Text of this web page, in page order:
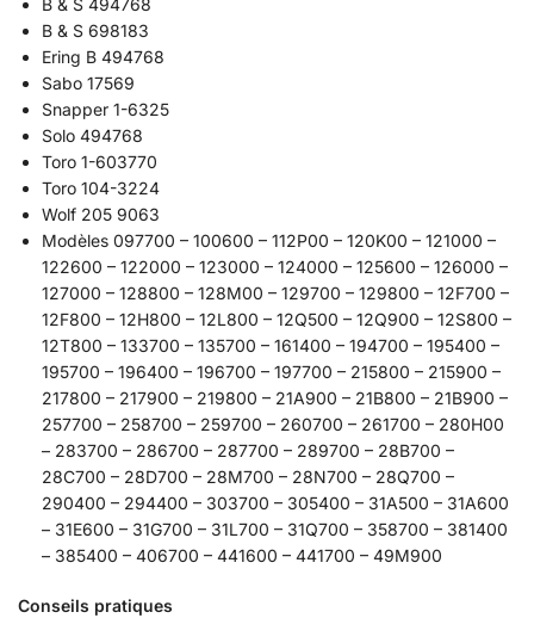
B & S 698183
Ering B 494768
Sabo 17569
Snapper 1-6325
Solo 494768
Toro 1-603770
Toro 104-3224
Wolf 205 9063
Modèles 097700 – 100600 – 112P00 – 120K00 – 121000 –
122600 – 122000 – 123000 – 124000 – 125600 – 126000 –
127000 – 128800 – 128M00 – 129700 – 129800 – 12F700 –
12F800 – 12H800 – 12L800 – 12Q500 – 12Q900 – 12S800 –
12T800 – 133700 – 135700 – 161400 – 194700 – 195400 –
195700 – 196400 – 196700 – 197700 – 215800 – 215900 –
217800 – 217900 – 219800 – 21A900 – 21B800 – 21B900 –
257700 – 258700 – 259700 – 260700 – 261700 – 280H00
– 283700 – 286700 – 287700 – 289700 – 28B700 –
28C700 – 28D700 – 28M700 – 28N700 – 28Q700 –
290400 – 294400 – 303700 – 305400 – 31A500 – 31A600
– 31E600 – 31G700 – 31L700 – 31Q700 – 358700 – 381400
– 385400 – 406700 – 441600 – 441700 – 49M900
Conseils pratiques